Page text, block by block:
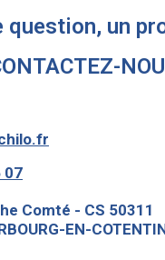
question, un
07
Comté - CS 50311
EN-